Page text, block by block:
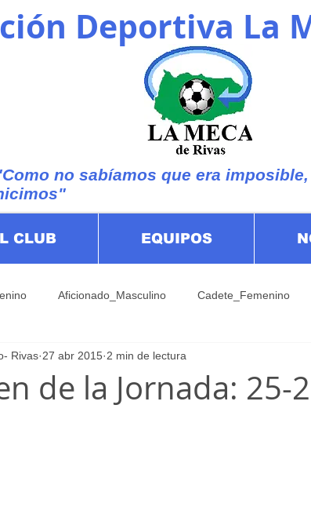
Deportiva La
no sabíamos que era
CLUB EQUIPOS
Aficionado_Masculino Cadete_Femenino
Juvenil_Femenino
de la Jornada: 25-
Rivas 27 abr 2015 2 min de lectura